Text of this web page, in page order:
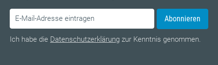
Abonnieren
Ich habe die Datenschutzerklärung zur Kenntnis genommen.